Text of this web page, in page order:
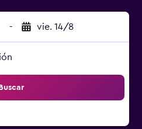
- vie. 14/8
Buscar